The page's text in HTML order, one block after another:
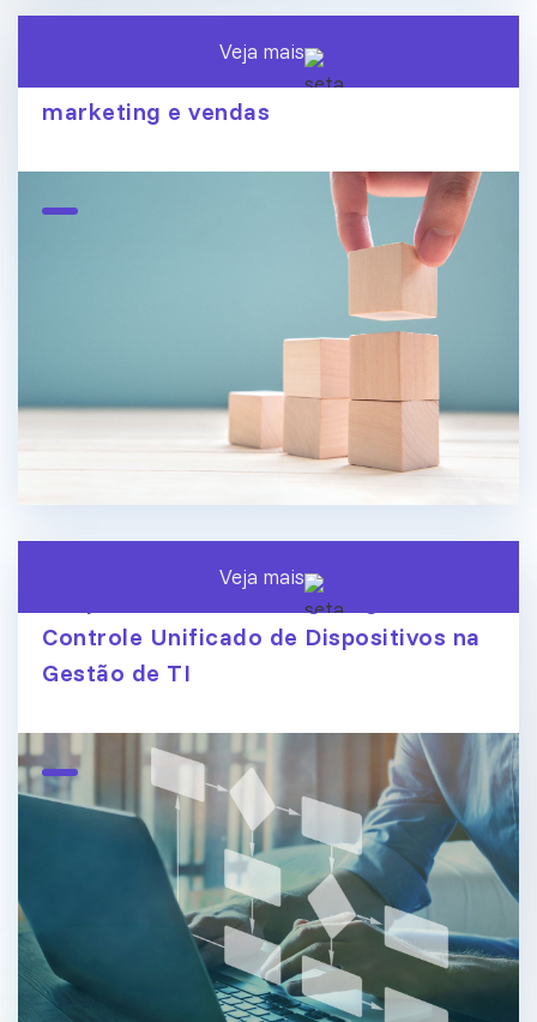
O fim dos silos de dados: conecte
marketing e vendas
Veja mais
Endpoint Central ManageEngine:
Controle Unificado de Dispositivos na
Gestão de TI
Veja mais